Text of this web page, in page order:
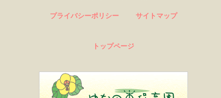
プライバシーポリシー サイトマップ
トップページ